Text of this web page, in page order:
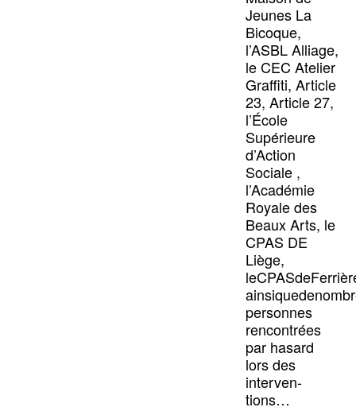
Jeunes La
Bicoque,
l’ASBL Alliage,
le CEC Atelier
Graffiti, Article
23, Article 27,
l’École
Supérieure
d’Action
Sociale ,
l’Académie
Royale des
Beaux Arts, le
CPAS DE
Liège,
personnes
rencontrées
par hasard
lors des
interven-
tions…